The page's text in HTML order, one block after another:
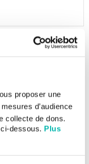
proposer une
d’audience
collecte de dons.
dessous. Plus
multicentrique, de
de...